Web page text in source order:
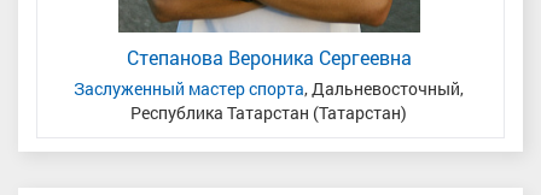
Степанова Вероника Сергеевна
Заслуженный мастер спорта, Дальневосточный,
Республика Татарстан (Татарстан)